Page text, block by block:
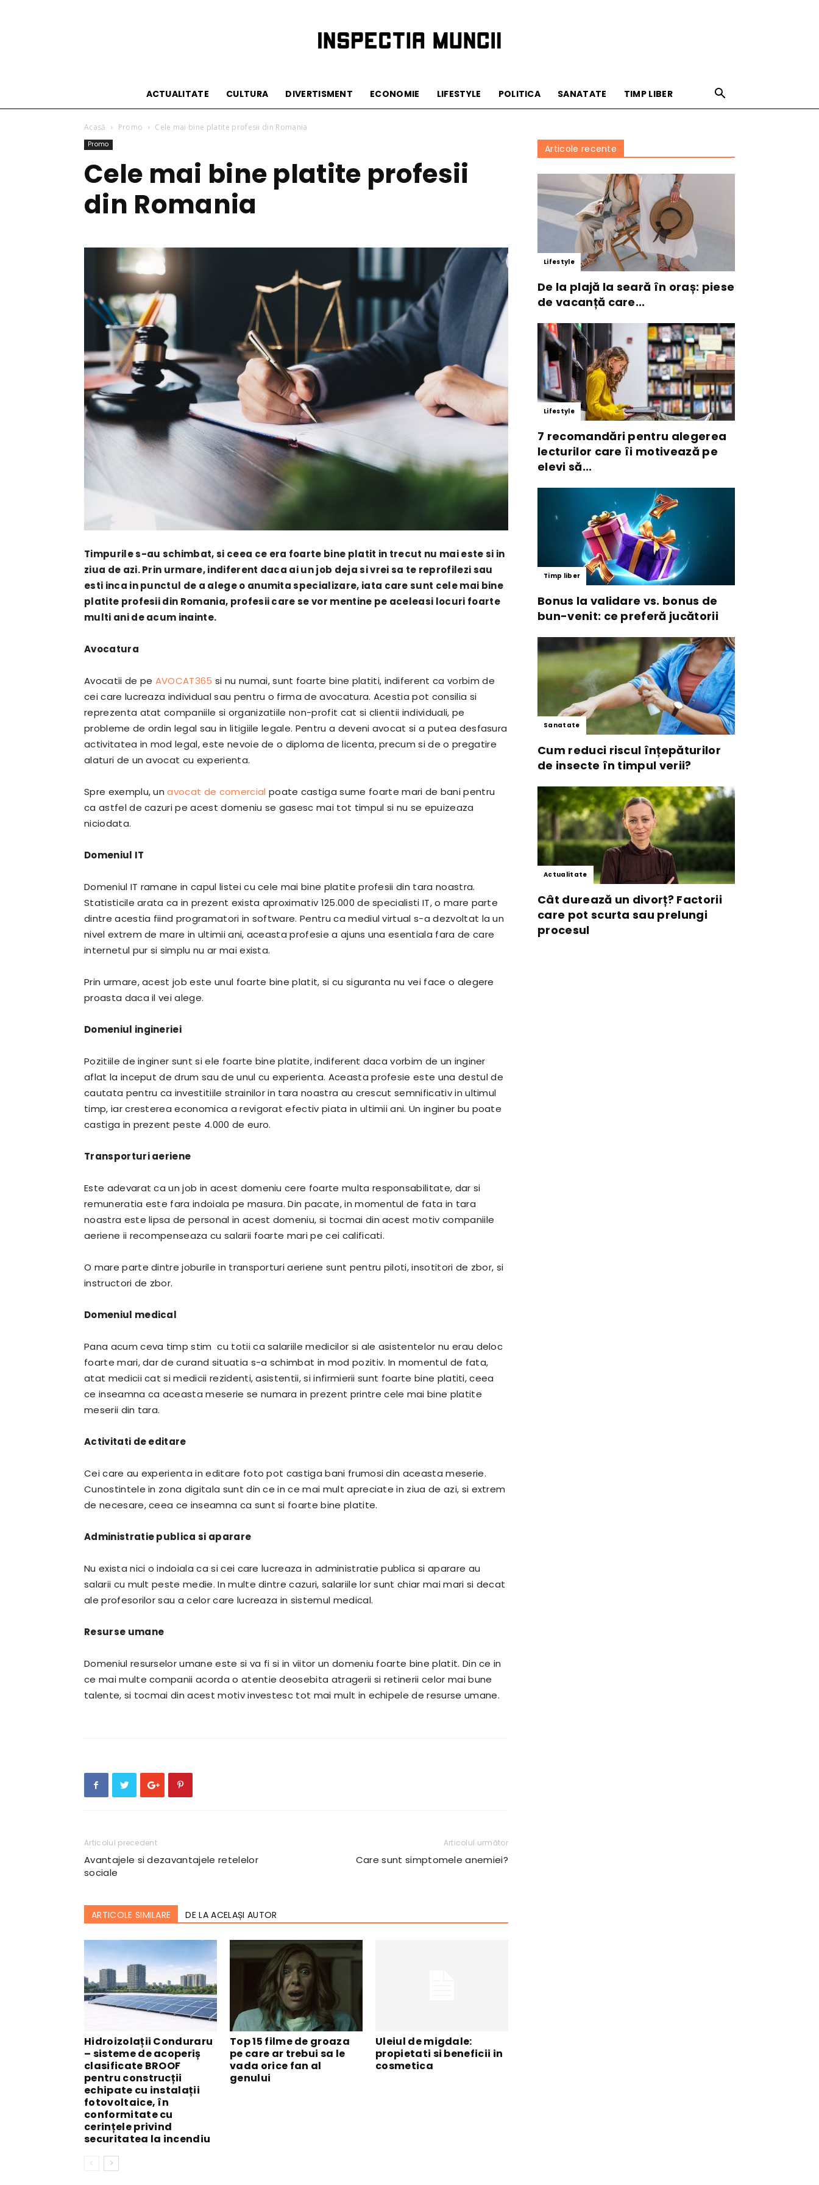
Muncii
ACTUALITATE CULTURA DIVERTISMENT ECONOMIE LIFESTYLE POLITICA SANATATE TIMP LIBER
Acasă Promo Cele mai bine platite profesii din Romania
Promo
Cele mai bine platite profesii
din Romania
Timpurile s-au schimbat, si ceea ce era foarte bine platit in trecut nu mai este si in
ziua de azi. Prin urmare, indiferent daca ai un job deja si vrei sa te reprofilezi sau
esti inca in punctul de a alege o anumita specializare, iata care sunt cele mai bine
platite profesii din Romania, profesii care se vor mentine pe aceleasi locuri foarte
multi ani de acum inainte.
Avocatura
Avocatii de pe AVOCAT365 si nu numai, sunt foarte bine platiti, indiferent ca vorbim de
cei care lucreaza individual sau pentru o firma de avocatura. Acestia pot consilia si
reprezenta atat companiile si organizatiile non-profit cat si clientii individuali, pe
probleme de ordin legal sau in litigiile legale. Pentru a deveni avocat si a putea desfasura
activitatea in mod legal, este nevoie de o diploma de licenta, precum si de o pregatire
alaturi de un avocat cu experienta.
Spre exemplu, unavocat de comercial poate castiga sume foarte mari de bani pentru
ca astfel de cazuri pe acest domeniu se gasesc mai tot timpul si nu se epuizeaza
niciodata.
Domeniul IT
Domeniul IT ramane in capul listei cu cele mai bine platite profesii din tara noastra.
Statisticile arata ca in prezent exista aproximativ 125.000 de specialisti IT, o mare parte
dintre acestia fiind programatori in software. Pentru ca mediul virtual s-a dezvoltat la un
nivel extrem de mare in ultimii ani, aceasta profesie a ajuns una esentiala fara de care
internetul pur si simplu nu ar mai exista.
Prin urmare, acest job este unul foarte bine platit, si cu siguranta nu vei face o alegere
proasta daca il vei alege.
Domeniul ingineriei
Pozitiile de inginer sunt si ele foarte bine platite, indiferent daca vorbim de un inginer
aflat la inceput de drum sau de unul cu experienta. Aceasta profesie este una destul de
cautata pentru ca investitiile strainilor in tara noastra au crescut semnificativ in ultimul
timp, iar cresterea economica a revigorat efectiv piata in ultimii ani. Un inginer bu poate
castiga in prezent peste 4.000 de euro.
Transporturi aeriene
Este adevarat ca un job in acest domeniu cere foarte multa responsabilitate, dar si
remuneratia este fara indoiala pe masura. Din pacate, in momentul de fata in tara
noastra este lipsa de personal in acest domeniu, si tocmai din acest motiv companiile
aeriene ii recompenseaza cu salarii foarte mari pe cei calificati.
O mare parte dintre joburile in transporturi aeriene sunt pentru piloti, insotitori de zbor, si
instructori de zbor.
Domeniul medical
Pana acum ceva timp stim cu totii ca salariile medicilor si ale asistentelor nu erau deloc
foarte mari, dar de curand situatia s-a schimbat in mod pozitiv. In momentul de fata,
atat medicii cat si medicii rezidenti, asistentii, si infirmierii sunt foarte bine platiti, ceea
ce inseamna ca aceasta meserie se numara in prezent printre cele mai bine platite
meserii din tara.
Activitati de editare
Cei care au experienta in editare foto pot castiga bani frumosi din aceasta meserie.
Cunostintele in zona digitala sunt din ce in ce mai mult apreciate in ziua de azi, si extrem
de necesare, ceea ce inseamna ca sunt si foarte bine platite.
Administratie publica si aparare
Nu exista nici o indoiala ca si cei care lucreaza in administratie publica si aparare au
salarii cu mult peste medie. In multe dintre cazuri, salariile lor sunt chiar mai mari si decat
ale profesorilor sau a celor care lucreaza in sistemul medical.
Resurse umane
Domeniul resurselor umane este si va fi si in viitor un domeniu foarte bine platit. Din ce in
ce mai multe companii acorda o atentie deosebita atragerii si retinerii celor mai bune
talente, si tocmai din acest motiv investesc tot mai mult in echipele de resurse umane.
Articolul precedent
Avantajele si dezavantajele retelelor
sociale
Articolul următor
Care sunt simptomele anemiei?
ARTICOLE SIMILARE DE LA ACELAȘI AUTOR
Hidroizolații Conduraru
– sisteme de acoperiș
clasificate BROOF
pentru construcții
echipate cu instalații
fotovoltaice, în
conformitate cu
cerințele privind
securitatea la incendiu
Top 15 filme de groaza
pe care ar trebui sa le
vada orice fan al
genului
Uleiul de migdale:
propietati si beneficii in
cosmetica
Articole recente
Lifestyle
De la plajă la seară în oraș: piese
de vacanță care...
Lifestyle
7 recomandări pentru alegerea
lecturilor care îi motivează pe
elevi să...
Timp liber
Bonus la validare vs. bonus de
bun-venit: ce preferă jucătorii
Sanatate
Cum reduci riscul înțepăturilor
de insecte în timpul verii?
Actualitate
Cât durează un divorț? Factorii
care pot scurta sau prelungi
procesul